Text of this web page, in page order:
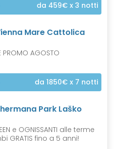
da 459€ x 3 notti
Mare Cattolica
PROMO AGOSTO
da 1850€ x 7 notti
Park Laško
e OGNISSANTI alle terme
GRATIS fino a 5 anni!